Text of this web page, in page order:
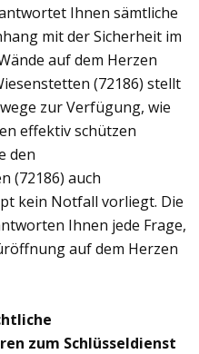
Ihnen sämtliche
mit der Sicherheit im
auf dem Herzen
(72186) stellt
zur Verfügung, wie
effektiv schützen
den
(72186) auch
kein Notfall vorliegt. Die
Ihnen jede Frage,
auf dem Herzen
zum Schlüsseldienst